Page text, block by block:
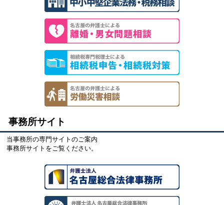
事務所サイト
当事務所の専門サイトのご案内
事務所サイトをご覧ください。